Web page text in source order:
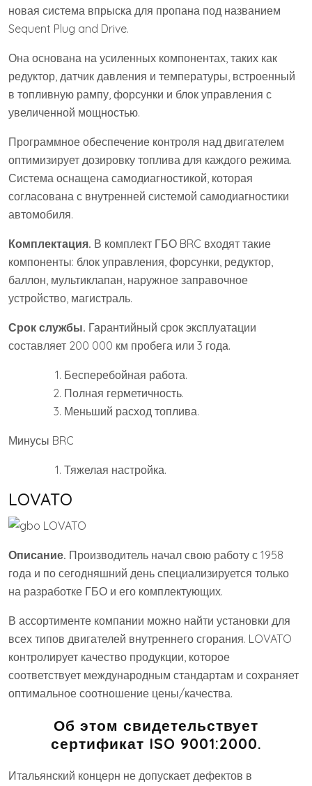
новая система впрыска для пропана под названием
Sequent Plug and Drive.
Она основана на усиленных компонентах, таких как
редуктор, датчик давления и температуры, встроенный
в топливную рампу, форсунки и блок управления с
увеличенной мощностью.
Программное обеспечение контроля над двигателем
оптимизирует дозировку топлива для каждого режима.
Система оснащена самодиагностикой, которая
согласована с внутренней системой самодиагностики
автомобиля.
Комплектация. В комплект ГБО BRC входят такие
компоненты: блок управления, форсунки, редуктор,
баллон, мультиклапан, наружное заправочное
устройство, магистраль.
Срок службы. Гарантийный срок эксплуатации
составляет 200 000 км пробега или 3 года.
Бесперебойная работа.
Полная герметичность.
Меньший расход топлива.
Минусы BRC
Тяжелая настройка.
LOVATO
Описание. Производитель начал свою работу с 1958
года и по сегодняшний день специализируется только
на разработке ГБО и его комплектующих.
В ассортименте компании можно найти установки для
всех типов двигателей внутреннего сгорания. LOVATO
контролирует качество продукции, которое
соответствует международным стандартам и сохраняет
оптимальное соотношение цены/качества.
Об этом свидетельствует
сертификат ISO 9001:2000.
Итальянский концерн не допускает дефектов в